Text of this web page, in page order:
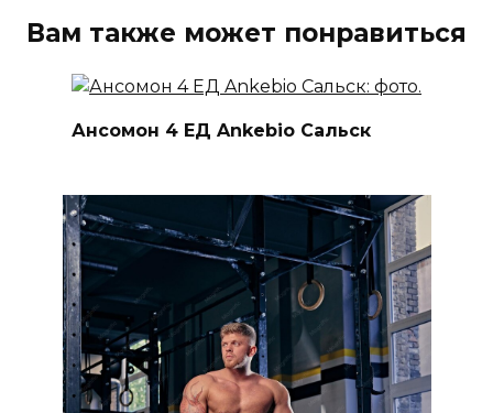
Вам также может понравиться
Ансомон 4 ЕД Ankebio Сальск